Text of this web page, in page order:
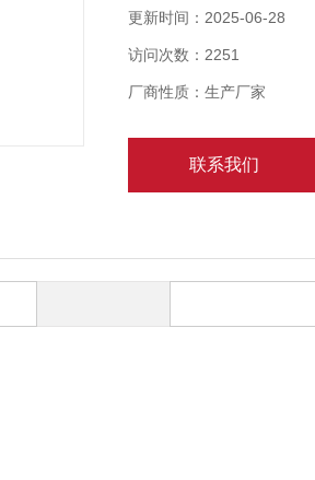
防护等：IP54
安装方式：挂式、立式可选
更新时间：2025-06-28
访问次数：2251
厂商性质：生产厂家
联系我们